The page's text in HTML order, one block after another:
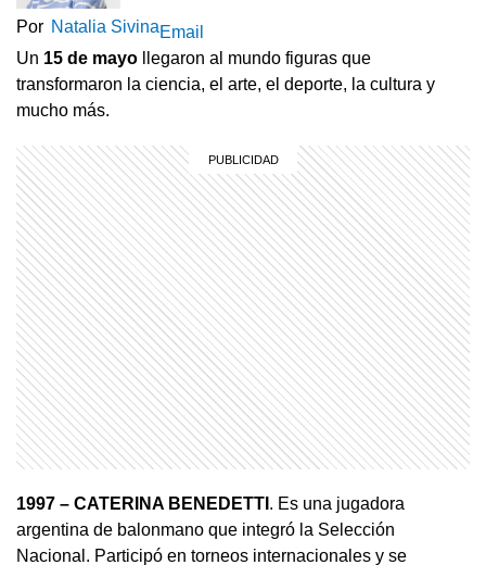
Por Natalia SivinaEmail
Un 15 de mayo llegaron al mundo figuras que
transformaron la ciencia, el arte, el deporte, la cultura y
mucho más.
1997 – CATERINA BENEDETTI . Es una jugadora
argentina de balonmano que integró la Selección
Nacional. Participó en torneos internacionales y se